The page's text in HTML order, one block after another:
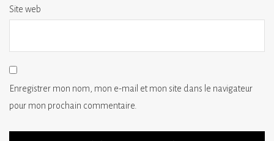
Site web
Enregistrer mon nom, mon e-mail et mon site dans le navigateur
pour mon prochain commentaire.